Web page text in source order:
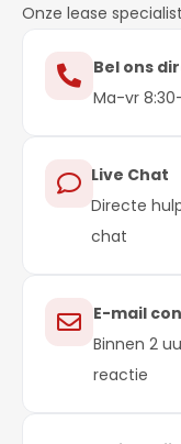
Onze lease
Bel ons
Ma-vr
Live Chat
Directe
chat
E-mail
Binnen 2
reactie